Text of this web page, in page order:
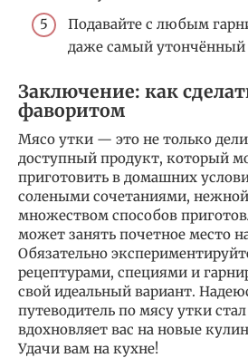
Подавайте с любым
даже самый утончённый
Заключение: как
фаворитом
Мясо утки — это не только
доступный продукт, который
приготовить в домашних
солеными сочетаниями,
множеством способов
может занять почетное место
Обязательно
рецептурами, специями и
свой идеальный вариант.
путеводитель по мясу утки
вдохновляет вас на новые
Удачи вам на кухне!